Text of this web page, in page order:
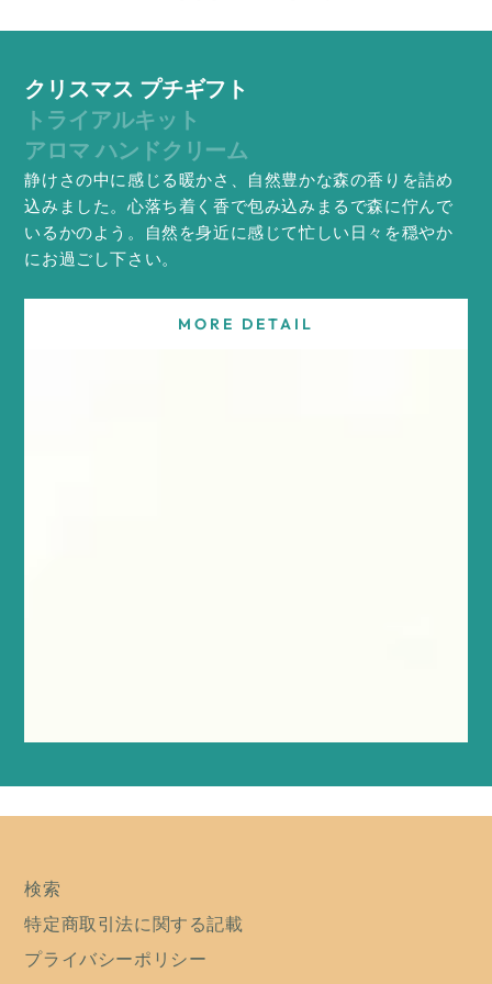
クリスマス プチギフト
トライアルキット
アロマ ハンドクリーム
静けさの中に感じる暖かさ、自然豊かな森の香りを詰め
込みました。心落ち着く香で包み込みまるで森に佇んで
いるかのよう。自然を身近に感じて忙しい日々を穏やか
にお過ごし下さい。
MORE DETAIL
検索
特定商取引法に関する記載
プライバシーポリシー